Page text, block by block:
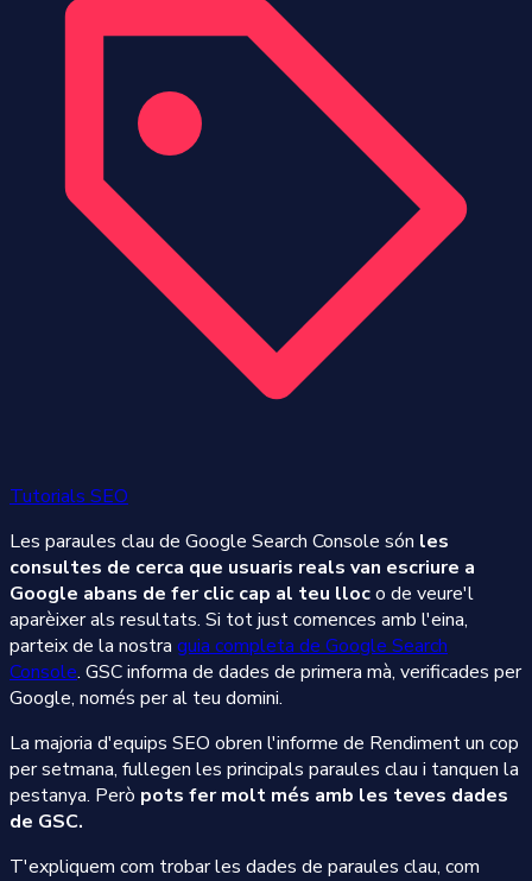
Tutorials SEO
Les paraules clau de Google Search Console són les
consultes de cerca que usuaris reals van escriure a
Google abans de fer clic cap al teu lloco de veure'l
aparèixer als resultats. Si tot just comences amb l'eina,
parteix de la nostra guia completa de Google Search
Console. GSC informa de dades de primera mà, verificades per
Google, només per al teu domini.
La majoria d'equips SEO obren l'informe de Rendiment un cop
per setmana, fullegen les principals paraules clau i tanquen la
pestanya. Però pots fer molt més amb les teves dades
de GSC.
T'expliquem com trobar les dades de paraules clau, com